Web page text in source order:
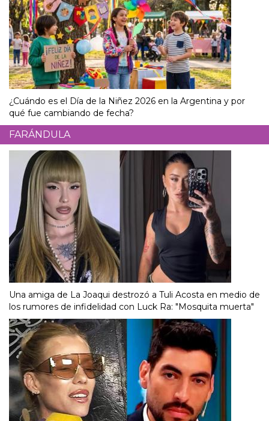
¿Cuándo es el Día de la Niñez 2026 en la Argentina y por
qué fue cambiando de fecha?
FARÁNDULA
Una amiga de La Joaqui destrozó a Tuli Acosta en medio de
los rumores de infidelidad con Luck Ra: "Mosquita muerta"